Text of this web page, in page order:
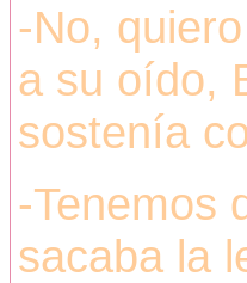
-No,
a su oído,
sostenía
-Tenemos
sacaba la